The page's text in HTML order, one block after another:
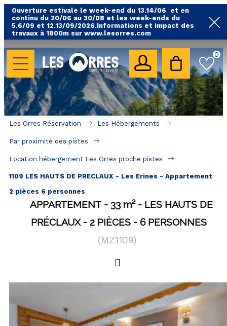
Ouverture estivale le week-end du 13.14/06 et en
continu du 20/06 au 30/08 et les week-ends du
5.6/09 et 12.13/09/2026.Informations et impact des
travaux à 1800m sur www.lesorres.com
0
LES HÉBERGEMENTS
Toutes nos locations
Hébergements avec piscine
Hébergements labellisés qualité
A proximité des remontées mécaniques ( VTT,
SÉJOURS & BONS PLANS
LOCALISATION
Les Orres 1650 centre station
Les Orres 1800 Bois Méan
Les Orres Réservation Les Hébergements
Par proximité des pistes
Location hébergement Les Orres proche pistes
1109 LES HAUTS DE PRECLAUX - Les Erines - Appartement
2 pièces 6 personnes
APPARTEMENT 33 m²
LES HAUTS DE
PRÉCLAUX
2 PIÈCES 6 PERSONNES
(MZ1109)